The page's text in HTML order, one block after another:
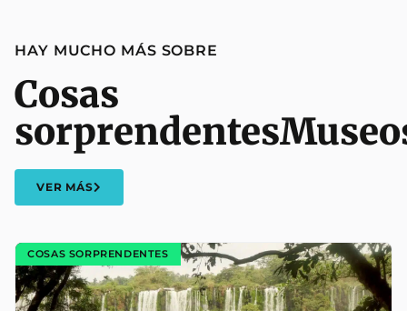
HAY MUCHO MÁS SOBRE
Cosas
sorprendentes
VER MÁS
COSAS SORPRENDENTES